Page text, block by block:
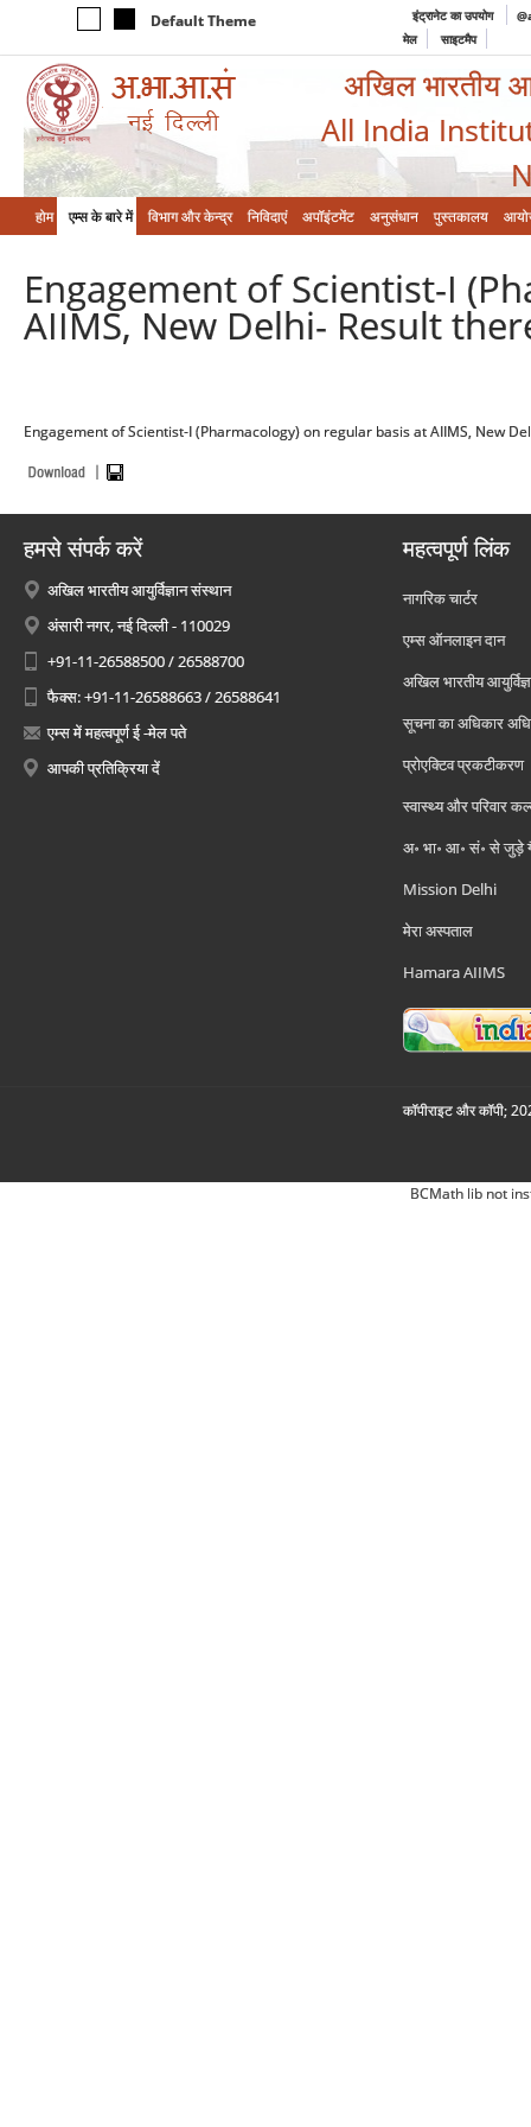
Default Theme इंट्रानेट का उपयोग
मेल
साइटमैप
अखिल भारतीय
All India
होम एम्‍स के बारे में विभाग और केन्‍द्र निविदाएं अपॉइंटमेंट अनुसंधान पुस्तकालय
Engagement of Scientist-I
AIIMS, New Delhi- Result
Engagement of Scientist-I (Pharmacology) on regular basis at AIIMS, New
हमसे संपर्क करें
अखिल भारतीय आयुर्विज्ञान संस्थान
अंसारी नगर, नई दिल्ली - 110029
+91-11-26588500 / 26588700
फैक्स: +91-11-26588663 / 26588641
एम्स में महत्वपूर्ण ई -मेल पते
आपकी प्रतिक्रिया दें
महत्वपूर्ण लिंक
नागरिक चार्टर
एम्स ऑनलाइन दान
अखिल भारतीय
सूचना का अधिकार
प्रोएक्टिव प्रकटीकरण
स्वास्थ्य और परिवार
अ॰ भा॰ आ॰ सं॰ से जुड़े
Mission Delhi
मेरा अस्पताल
Hamara AIIMS
कॉपीराइट और कॉपी;
BCMath lib not